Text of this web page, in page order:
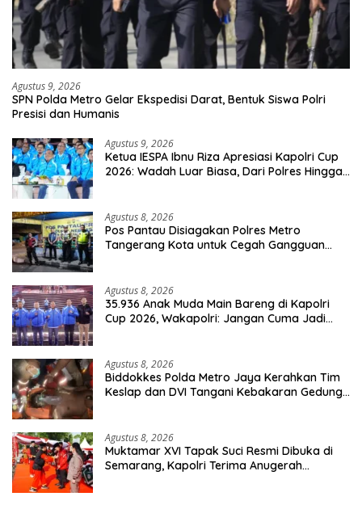
Agustus 9, 2026
SPN Polda Metro Gelar Ekspedisi Darat, Bentuk Siswa Polri
Presisi dan Humanis
Agustus 9, 2026
Ketua IESPA Ibnu Riza Apresiasi Kapolri Cup
2026: Wadah Luar Biasa, Dari Polres Hingga
Agustus 8, 2026
Pos Pantau Disiagakan Polres Metro
Tangerang Kota untuk Cegah Gangguan
Agustus 8, 2026
35.936 Anak Muda Main Bareng di Kapolri
Cup 2026, Wakapolri: Jangan Cuma Jadi
Agustus 8, 2026
Biddokkes Polda Metro Jaya Kerahkan Tim
Keslap dan DVI Tangani Kebakaran Gedung
Agustus 8, 2026
Muktamar XVI Tapak Suci Resmi Dibuka di
Semarang, Kapolri Terima Anugerah